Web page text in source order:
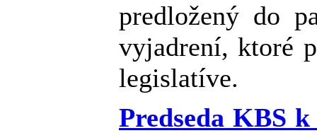
predložený do
vyjadrení, ktoré
legislatíve.
Predseda KBS